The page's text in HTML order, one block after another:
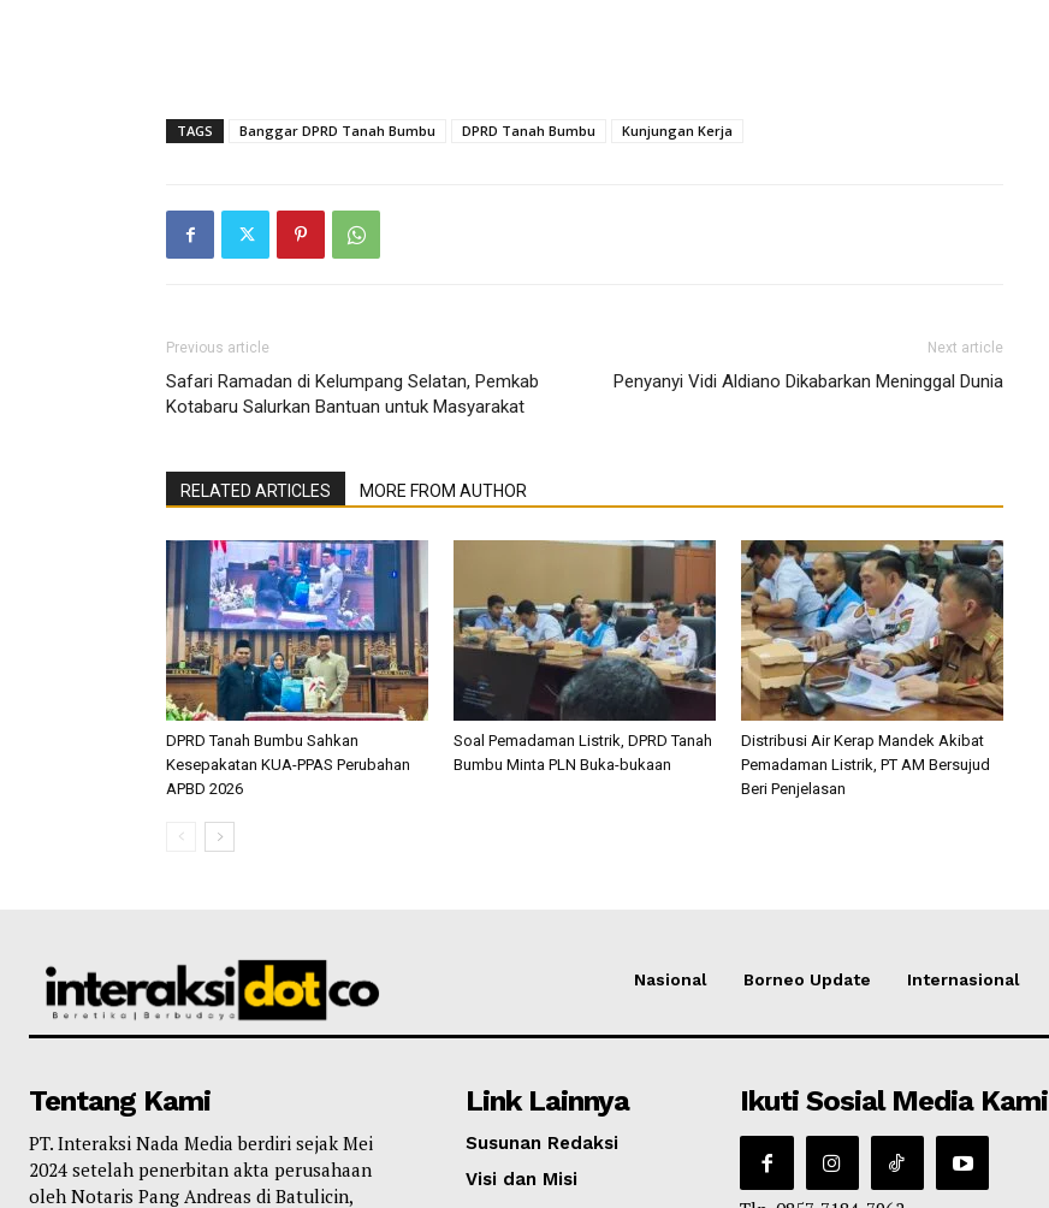
TAGS Banggar DPRD Tanah Bumbu DPRD Tanah Bumbu Kunjungan Kerja
Previous article
Safari Ramadan di Kelumpang Selatan, Pemkab
Kotabaru Salurkan Bantuan untuk Masyarakat
Next article
Penyanyi Vidi Aldiano Dikabarkan Meninggal Dunia
RELATED ARTICLES MORE FROM AUTHOR
DPRD Tanah Bumbu Sahkan
Kesepakatan KUA-PPAS Perubahan
APBD 2026
Soal Pemadaman Listrik, DPRD Tanah
Bumbu Minta PLN Buka-bukaan
Distribusi Air Kerap Mandek Akibat
Pemadaman Listrik, PT AM Bersujud
Beri Penjelasan
Nasional Borneo Update Internasional
Tentang Kami
PT. Interaksi Nada Media berdiri sejak Mei
2024 setelah penerbitan akta perusahaan
oleh Notaris Pang Andreas di Batulicin,
Link Lainnya
Susunan Redaksi
Visi dan Misi
Ikuti Sosial Media Kami